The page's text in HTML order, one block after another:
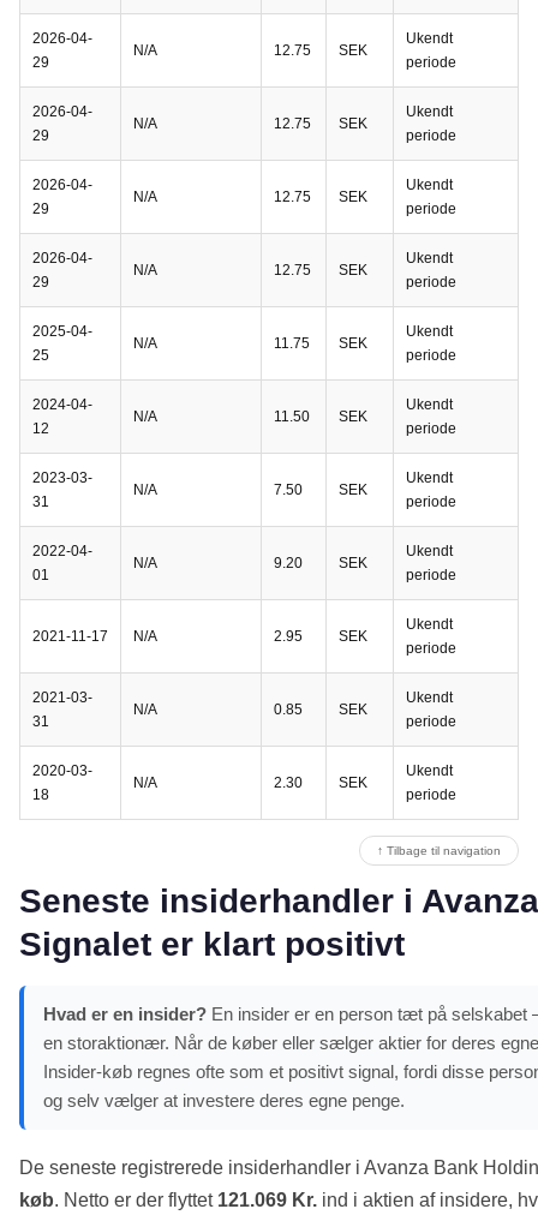
2026-04-
29
N/A 12.75 SEK
Ukendt
periode
2026-04-
29
N/A 12.75 SEK
Ukendt
periode
2026-04-
29
N/A 12.75 SEK
Ukendt
periode
2026-04-
29
N/A 12.75 SEK
Ukendt
periode
2025-04-
25
N/A 11.75 SEK
Ukendt
periode
2024-04-
12
N/A 11.50 SEK
Ukendt
periode
2023-03-
31
N/A 7.50 SEK
Ukendt
periode
2022-04-
01
N/A 9.20 SEK
Ukendt
periode
2021-11-17 N/A 2.95 SEK
Ukendt
periode
2021-03-
31
N/A 0.85 SEK
Ukendt
periode
2020-03-
18
N/A 2.30 SEK
Ukendt
periode
↑ Tilbage til navigation
Seneste insiderhandler i
Signalet er klart positivt
Hvad er en insider? En insider er en person tæt på selskabet
en storaktionær. Når de køber eller sælger aktier for deres
Insider-køb regnes ofte som et positivt signal, fordi disse
og selv vælger at investere deres egne penge.
De seneste registrerede insiderhandler i Avanza Bank
køb. Netto er der flyttet 121.069 Kr. ind i aktien af insidere,